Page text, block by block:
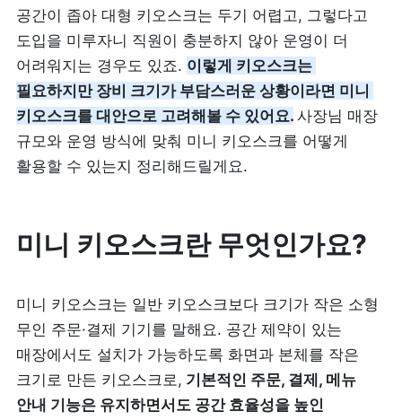
테이블주문
리뷰 모으기 NEW
업종별 기능
술집・바
도・소매업
무인매장
서비스업 B2B
공간이 좁아 대형 키오스크는 두기 어렵고, 그렇다고
도입을 미루자니 직원이 충분하지 않아 운영이 더
어려워지는 경우도 있죠. 이렇게 키오스크는
필요하지만 장비 크기가 부담스러운 상황이라면 미니
키오스크를 대안으로 고려해볼 수 있어요. 사장님 매장
규모와 운영 방식에 맞춰 미니 키오스크를 어떻게
활용할 수 있는지 정리해드릴게요.
미니 키오스크란 무엇인가요?
미니 키오스크는 일반 키오스크보다 크기가 작은 소형
무인 주문·결제 기기를 말해요. 공간 제약이 있는
매장에서도 설치가 가능하도록 화면과 본체를 작은
크기로 만든 키오스크로, 기본적인 주문, 결제, 메뉴
안내 기능은 유지하면서도 공간 효율성을 높인